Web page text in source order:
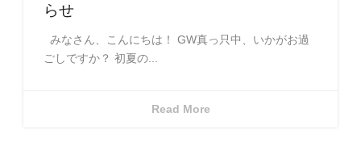
らせ
みなさん、こんにちは！ GW真っ只中、いかがお過
ごしですか？ 初夏の...
Read More